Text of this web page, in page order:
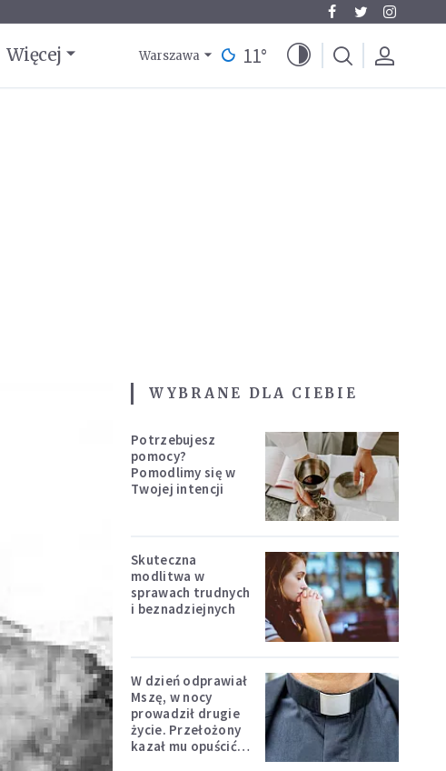
Więcej Warszawa 11°
WYBRANE DLA CIEBIE
Potrzebujesz
pomocy?
Pomodlimy się w
Twojej intencji
Skuteczna
modlitwa w
sprawach trudnych
i beznadziejnych
W dzień odprawiał
Mszę, w nocy
prowadził drugie
życie. Przełożony
kazał mu opuścić